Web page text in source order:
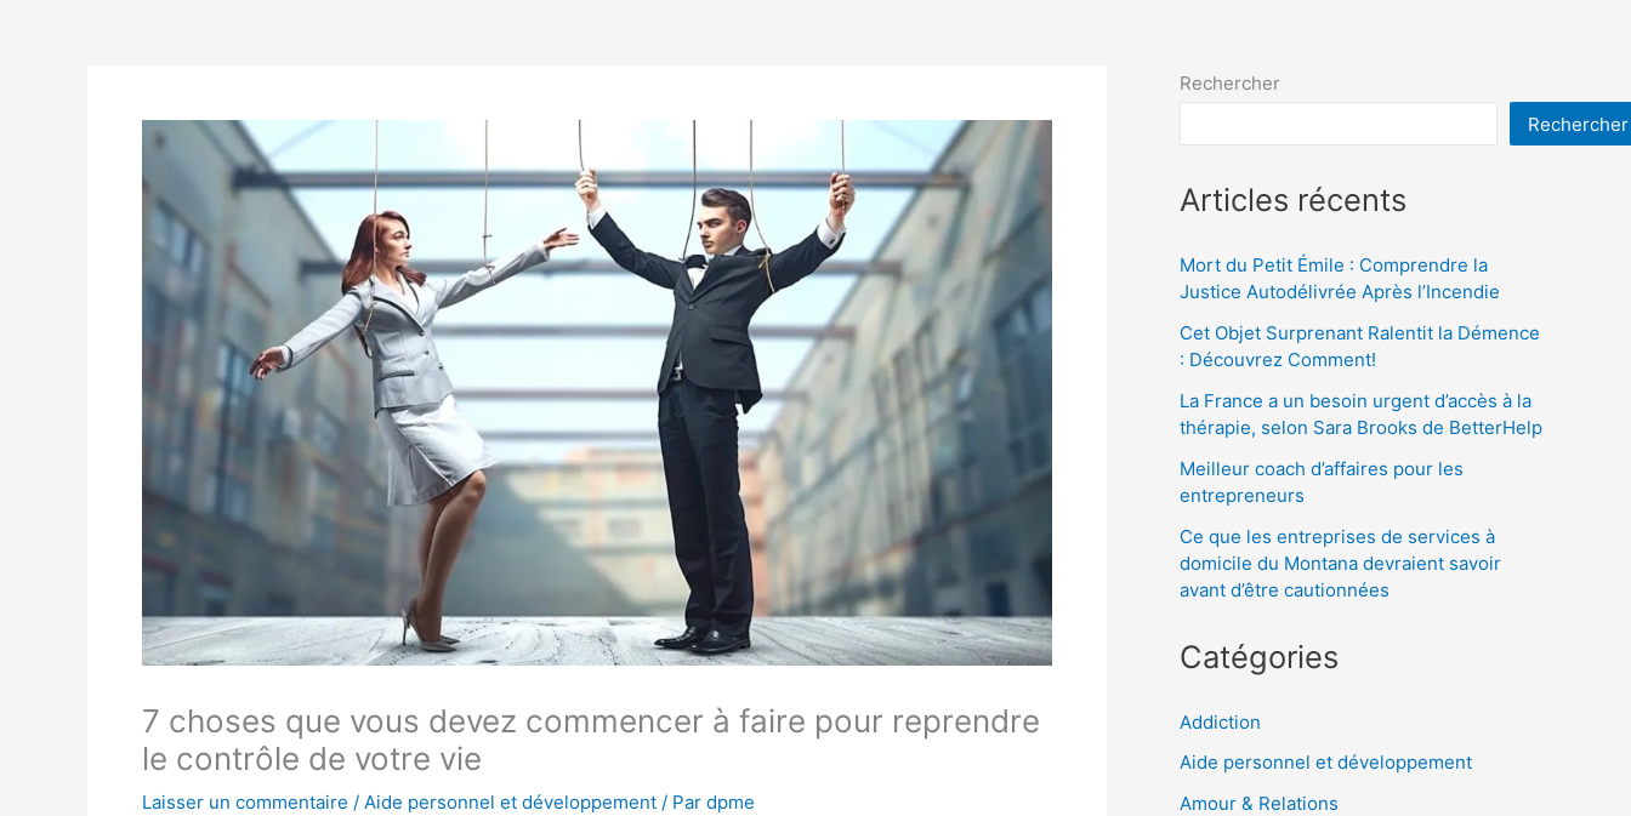
7 choses que vous devez commencer à faire pour reprendre
le contrôle de votre vie
Laisser un commentaire / Aide personnel et développement / Par dpme
Rechercher
Rechercher
Articles récents
Mort du Petit Émile : Comprendre la
Justice Autodélivrée Après l’Incendie
Cet Objet Surprenant Ralentit la Démence
: Découvrez Comment!
La France a un besoin urgent d’accès à la
thérapie, selon Sara Brooks de BetterHelp
Meilleur coach d’affaires pour les
entrepreneurs
Ce que les entreprises de services à
domicile du Montana devraient savoir
avant d’être cautionnées
Catégories
Addiction
Aide personnel et développement
Amour & Relations